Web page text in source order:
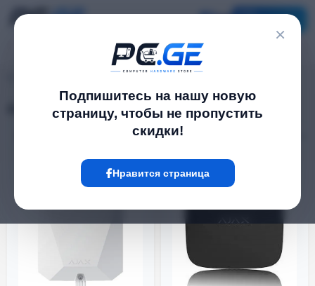
×
Подпишитесь на нашу новую
страницу, чтобы не пропустить
скидки!
Нравится страница
24 Товар